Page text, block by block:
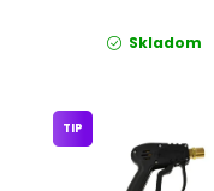
Skladom
TIP